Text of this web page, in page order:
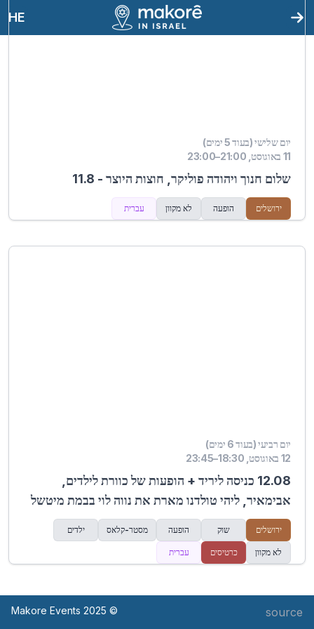
HE
יום שלישי (בעוד 5 ימים)
11 באוגוסט, 21:00–23:00
שלום חנוך ויהודה פוליקר, חוצות היוצר - 11.8
ירושלים הופעה לא מקוון עברית
יום רביעי (בעוד 6 ימים)
12 באוגוסט, 18:30–23:45
12.08 כניסה ליריד + הופעות של כוורת לילדים,
אבימאיר, ליהי טולדנו מארת את נווה לוי בבמת מיטשל
ירושלים שוק הופעה מסטר-קלאס ילדים
לא מקוון כרטיסים עברית
source
© Makore Events 2025